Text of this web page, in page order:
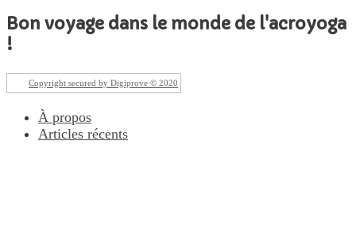
Bon voyage dans le monde de l'acroyoga
!
Copyright secured by Digiprove © 2020
À propos
Articles récents